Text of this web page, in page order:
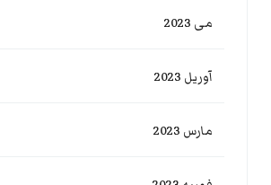
می 2023
آوریل 2023
مارس 2023